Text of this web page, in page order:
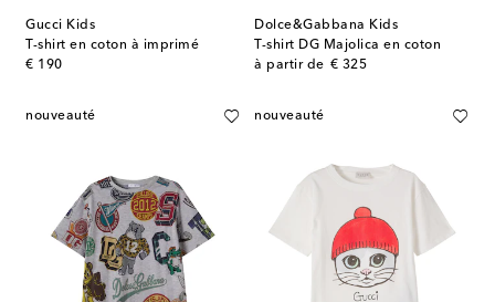
Gucci Kids
T-shirt en coton à imprimé
€ 190
original price
Dolce&Gabbana Kids
T-shirt DG Majolica en coton
à partir de € 325
original price
nouveauté nouveauté